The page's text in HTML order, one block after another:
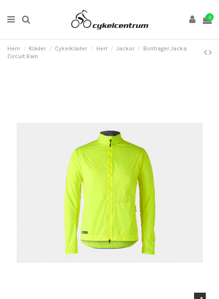
0
Hem Kläder Cykelkläder Herr Jackor
Bontrager Jacka
Circuit Rain